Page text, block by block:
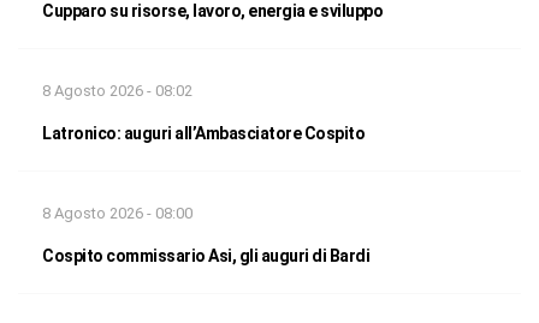
Cupparo su risorse, lavoro, energia e sviluppo
8 Agosto 2026 - 08:02
Latronico: auguri all’Ambasciatore Cospito
8 Agosto 2026 - 08:00
Cospito commissario Asi, gli auguri di Bardi